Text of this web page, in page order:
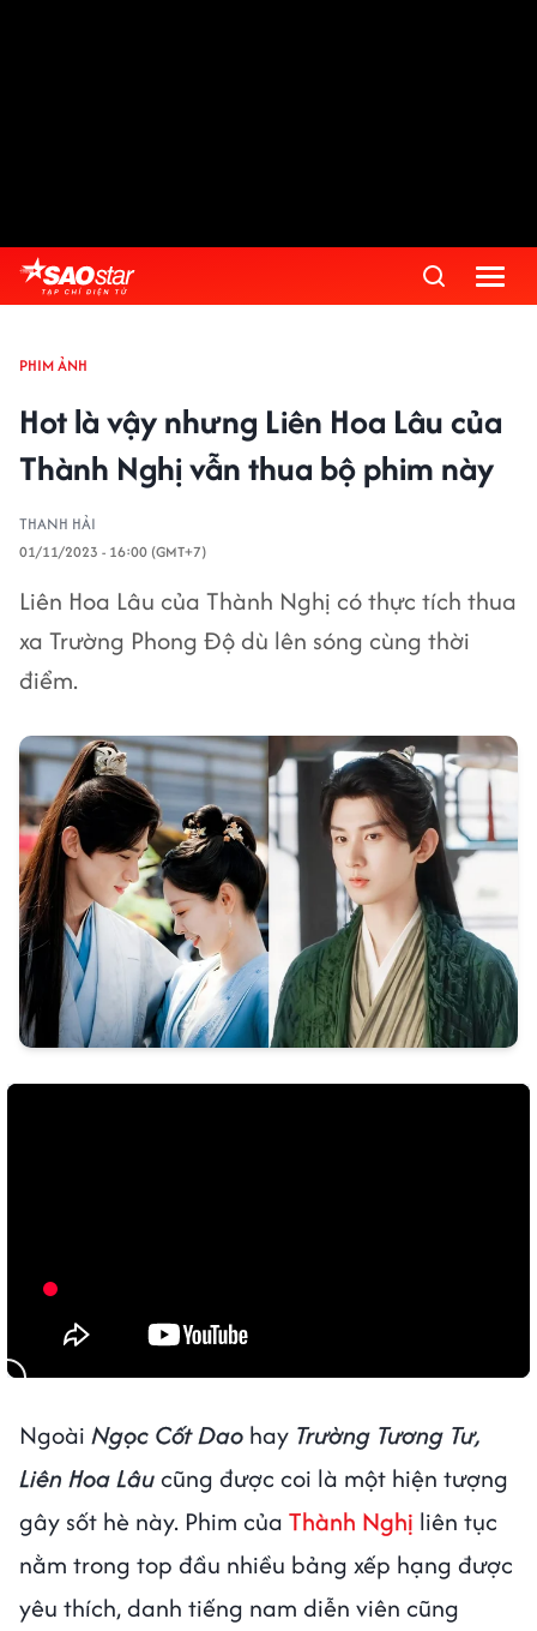
PHIM ẢNH
Hot là vậy nhưng Liên Hoa Lâu của
Thành Nghị vẫn thua bộ phim này
THANH HẢI
01/11/2023 - 16:00 (GMT+7)
Liên Hoa Lâu của Thành Nghị có thực tích thua
xa Trường Phong Độ dù lên sóng cùng thời
điểm.
Ngoài Ngọc Cốt Dao hay Trường Tương Tư,
Liên Hoa Lâucũng được coi là một hiện tượng
gây sốt hè này. Phim của Thành Nghị liên tục
nằm trong top đầu nhiều bảng xếp hạng được
yêu thích, danh tiếng nam diễn viên cũng